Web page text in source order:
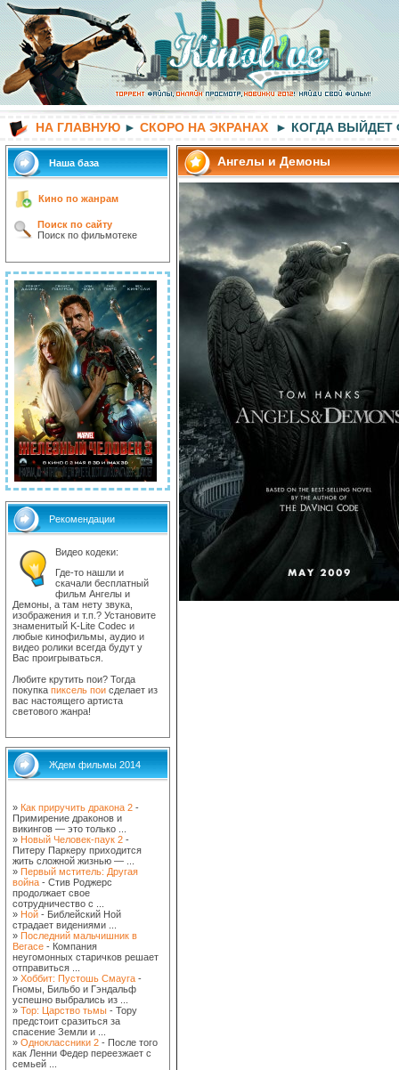
НА ГЛАВНУЮ ► СКОРО НА ЭКРАНАХ ► КОГДА ВЫЙДЕТ
Наша база
Кино по жанрам
Поиск по сайту
Поиск по фильмотеке
Рекомендации
Видео кодеки:
Где-то нашли и
скачали бесплатный
фильм Ангелы и
Демоны, а там нету звука,
изображения и т.п.? Установите
знаменитый K-Lite Codec и
любые кинофильмы, аудио и
видео ролики всегда будут у
Вас проигрываться.
Любите крутить пои? Тогда
покупка пиксель пои сделает из
вас настоящего артиста
светового жанра!
Ждем фильмы 2014
» Как приручить дракона 2 -
Примирение драконов и
викингов — это только ...
» Новый Человек-паук 2 -
Питеру Паркеру приходится
жить сложной жизнью — ...
» Первый мститель: Другая
война - Стив Роджерс
продолжает свое
сотрудничество с ...
» Ной - Библейский Ной
страдает видениями ...
» Последний мальчишник в
Вегасе - Компания
неугомонных старичков решает
отправиться ...
» Хоббит: Пустошь Смауга -
Гномы, Бильбо и Гэндальф
успешно выбрались из ...
» Тор: Царство тьмы - Тору
предстоит сразиться за
спасение Земли и ...
» Одноклассники 2 - После того
как Ленни Федер переезжает с
семьей ...
Ангелы и Демоны